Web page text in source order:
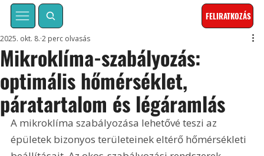
FELIRATKOZÁS
Mikroklíma-szabályozás:
optimális hőmérséklet,
páratartalom és légáramlás
2025. okt. 8. 2 perc olvasás
A mikroklíma szabályozása lehetővé teszi az
épületek bizonyos területeinek eltérő hőmérsékleti